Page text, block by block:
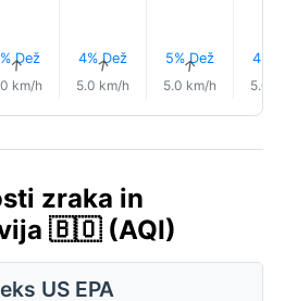
Dež
↑
km/h
4% Dež
↑
5.0 km/h
5% Dež
↑
5.0 km/h
4%
5.0
zraka in
🇧🇴 (AQI)
US EPA